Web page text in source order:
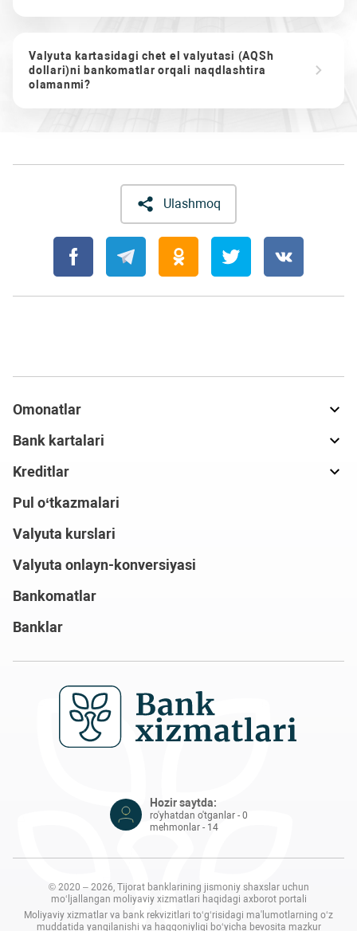
Valyuta kartasidagi chet el valyutasi (AQSh
dollari)ni bankomatlar orqali naqdlashtira
olamanmi?
Ulashmoq
Omonatlar
Bank kartalari
Kreditlar
Pul o‘tkazmalari
Valyuta kurslari
Valyuta onlayn-konversiyasi
Bankomatlar
Banklar
Hozir saytda:
ro'yhatdan o'tganlar - 0
mehmonlar - 14